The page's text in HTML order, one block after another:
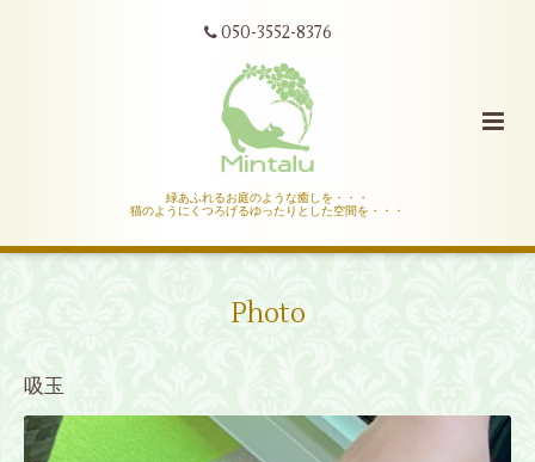
050-3552-8376
緑あふれるお庭のような癒しを・・・
猫のようにくつろげるゆったりとした空間を・・・
Photo
吸玉